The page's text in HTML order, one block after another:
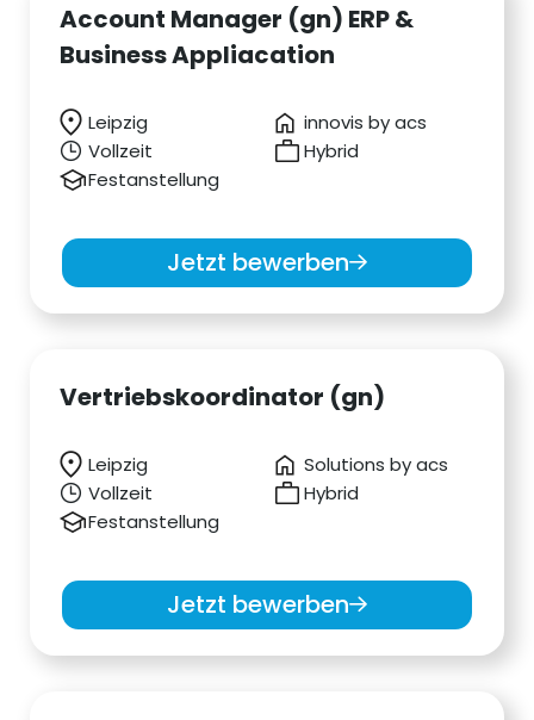
Account Manager (gn) ERP &
Business Appliacation
Jetzt bewerben
Leipzig
innovis by acs
Vollzeit
Hybrid
Festanstellung
Vertriebskoordinator (gn)
Jetzt bewerben
Leipzig
Solutions by acs
Vollzeit
Hybrid
Festanstellung